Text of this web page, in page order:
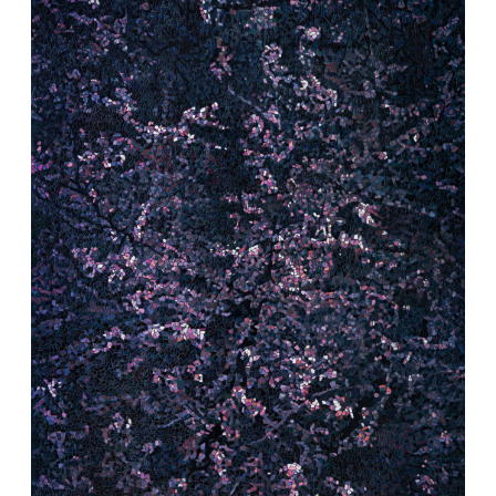
– перший перформанс «Реанімація
натюрморту» в Одеському літературному
музеї. Одеса, Україна
1992
– перший живописний проєкт
«Причащение» («Причащання»). Презентує
на однойменній спільній з Олегом Мігасом
виставці у Центральному будинку
художника в Одеському художньому музеї.
Одеса, Україна
1991
– створює першу відеоінсталяцію
«Очищение» («Очищення»). Презентує на
однойменній спільній з Олегом Мігасом